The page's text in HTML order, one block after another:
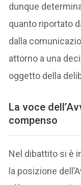
dunque
quanto riportato
dalla
attorno a una
oggetto della
La voce
compenso
Nel dibattito si è
la posizione